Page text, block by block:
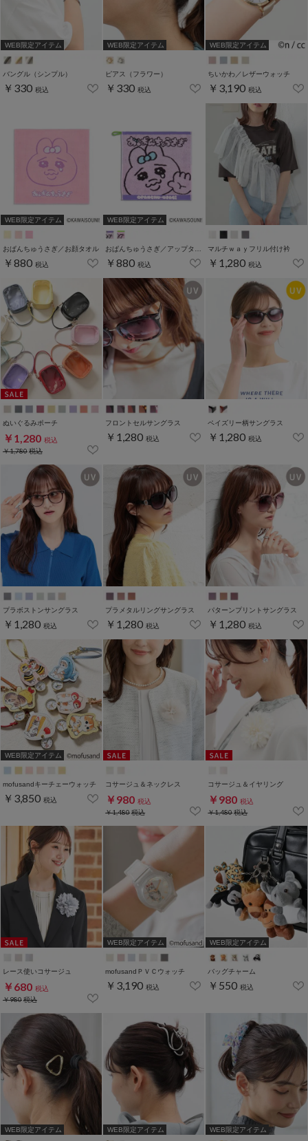
WEB限定アイテム
バングル（シンプル）
￥330 税込
WEB限定アイテム
ピアス（フラワー）
￥330 税込
WEB限定アイテム
ちいかわ／レザーウォッチ
￥3,190 税込
WEB限定アイテム
おぱんちゅうさぎ／お顔タオル
￥880 税込
WEB限定アイテム
￥880 税込
マルチｗａｙフリル付け衿
￥1,280 税込
ぬいぐるみポーチ
￥1,280 税込
￥1,780税込
フロントセルサングラス
￥1,280 税込
ペイズリー柄サングラス
￥1,280 税込
プラボストンサングラス
￥1,280 税込
プラメタルリングサングラス
￥1,280 税込
パターンプリントサングラス
￥1,280 税込
WEB限定アイテム
mofusandキーチェーウォッチ
￥3,850 税込
コサージュ＆ネックレス
￥980 税込
￥1,480税込
コサージュ＆イヤリング
￥980 税込
￥1,480税込
レース使いコサージュ
￥680 税込
￥980税込
WEB限定アイテム
mofusandＰＶＣウォッチ
￥3,190 税込
WEB限定アイテム
バッグチャーム
￥550 税込
WEB限定アイテム WEB限定アイテム WEB限定アイテム